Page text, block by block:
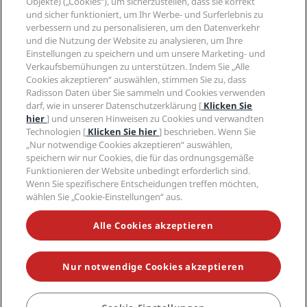
„Sports Approved“-Hotels
Familienfreundliche Hotels
Gesundheit & Sicherheit
Karriere RHG
Karriere PPHE
Karrieren EHL
The Club by RHG
Entwicklungsmöglichkeiten
Responsible Business – Unser Engagement
Einkauf
Privacy Centre
Rechtliche Hinweise
Radisson Rewards Geschäftsbedingungen
Website-Nutzungsvereinbarung
Digitale Barrierefreiheit
Moderne Sklaverei – Erklärung
Hilfe
Verbrauchermeldungen
Kontakt
FAQ
Inhaltsübersicht
Soziale Medien
Marken von Radisson Hotels
VERPASSEN SIE NIEMALS UNSERE BELIEBTESTEN
ANGEBOTE
© 2026 Radisson Hotel Group.Alle Rechte vorbehalten. RHG Radisson
Hotel Group, Radisson, Radisson RED, Radisson Blu, Radisson Collection,
Radisson Individuals, Park Plaza, Park Inn, Country Inn & Suites, Prize by
Radisson, Radisson Rewards und Radisson Meetings sind Warenzeichen
und sicher funktioniert, um Ihr Werbe- und Surferlebnis zu
verbessern und zu personalisieren, um den Datenverkehr
und die Nutzung der Website zu analysieren, um Ihre
Einstellungen zu speichern und um unsere Marketing- und
Verkaufsbemühungen zu unterstützen. Indem Sie „Alle
Cookies akzeptieren“ auswählen, stimmen Sie zu, dass
Radisson Daten über Sie sammeln und Cookies verwenden
darf, wie in unserer Datenschutzerklärung [ Klicken Sie
hier] und unseren Hinweisen zu Cookies und verwandten
Technologien [ Klicken Sie hier] beschrieben. Wenn Sie
„Nur notwendige Cookies akzeptieren“ auswählen,
speichern wir nur Cookies, die für das ordnungsgemäße
Funktionieren der Website unbedingt erforderlich sind.
Wenn Sie spezifischere Entscheidungen treffen möchten,
wählen Sie „Cookie-Einstellungen“ aus.
Alle Cookies akzeptieren
Nur notwendige Cookies akzeptieren